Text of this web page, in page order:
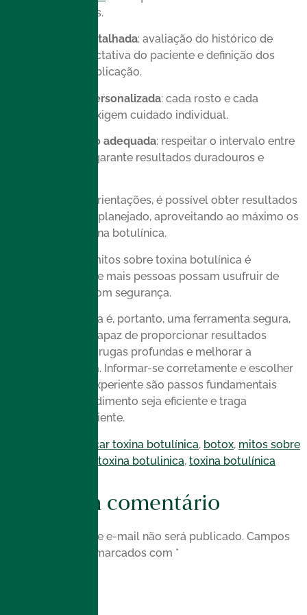
redes sociais.
Consulta detalhada: avaliação do histórico de
saúde, expectativa do paciente e definição dos
pontos de aplicação.
Dosagem personalizada: cada rosto e cada
expressão exigem cuidado individual.
Manutenção adequada: respeitar o intervalo entre
aplicações garante resultados duradouros e
Seguindo essas orientações, é possível obter resultados
de acordo com o planejado, aproveitando ao máximo os
benefícios da toxina botulínica.
Desmistificar os mitos sobre toxina botulínica é
essencial para que mais pessoas possam usufruir de
seus benefícios com segurança.
A toxina botulínica é, portanto, uma ferramenta segura,
versátil e eficaz, capaz de proporcionar resultados
naturais, prevenir rugas profundas e melhorar a
qualidade de vida. Informar-se corretamente e escolher
um profissional experiente são passos fundamentais
para que o procedimento seja eficiente e traga
satisfação ao paciente.
aplicar toxina botulínica, botox, mitos sobre
toxina botulinica, toxina botulínica
Deixe um comentário
O seu endereço de e-mail não será publicado. Campos
obrigatórios são marcados com *